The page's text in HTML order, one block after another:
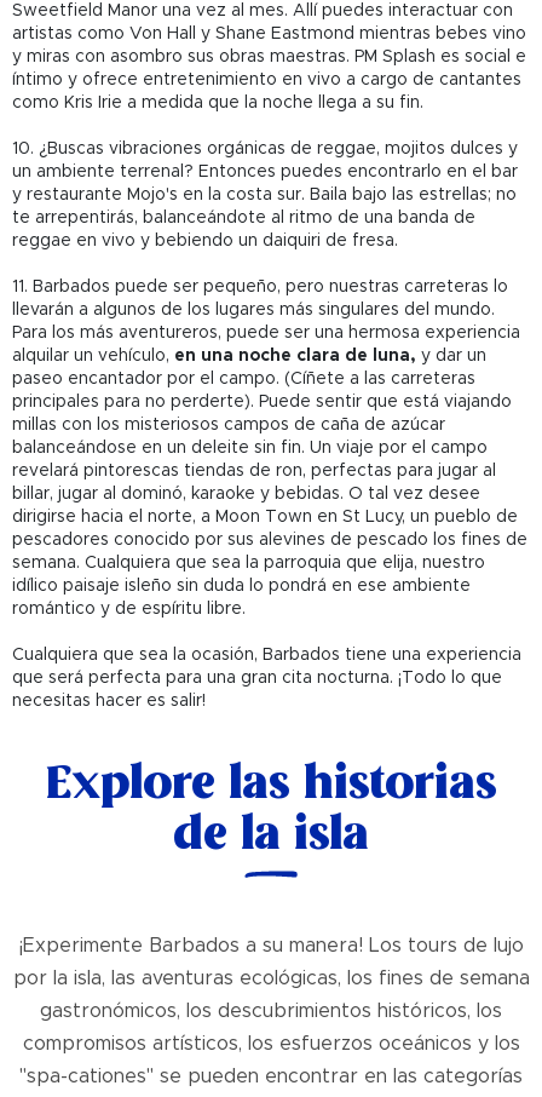
Sweetfield Manor una vez al mes. Allí puedes interactuar con
artistas como Von Hall y Shane Eastmond mientras bebes vino
y miras con asombro sus obras maestras. PM Splash es social e
íntimo y ofrece entretenimiento en vivo a cargo de cantantes
como Kris Irie a medida que la noche llega a su fin.
10. ¿Buscas vibraciones orgánicas de reggae, mojitos dulces y
un ambiente terrenal? Entonces puedes encontrarlo en el bar
y restaurante Mojo's en la costa sur. Baila bajo las estrellas; no
te arrepentirás, balanceándote al ritmo de una banda de
reggae en vivo y bebiendo un daiquiri de fresa.
11. Barbados puede ser pequeño, pero nuestras carreteras lo
llevarán a algunos de los lugares más singulares del mundo.
Para los más aventureros, puede ser una hermosa experiencia
alquilar un vehículo, en una noche clara de luna, y dar un
paseo encantador por el campo. (Cíñete a las carreteras
principales para no perderte). Puede sentir que está viajando
millas con los misteriosos campos de caña de azúcar
balanceándose en un deleite sin fin. Un viaje por el campo
revelará pintorescas tiendas de ron, perfectas para jugar al
billar, jugar al dominó, karaoke y bebidas. O tal vez desee
dirigirse hacia el norte, a Moon Town en St Lucy, un pueblo de
pescadores conocido por sus alevines de pescado los fines de
semana. Cualquiera que sea la parroquia que elija, nuestro
idílico paisaje isleño sin duda lo pondrá en ese ambiente
romántico y de espíritu libre.
Cualquiera que sea la ocasión, Barbados tiene una experiencia
que será perfecta para una gran cita nocturna. ¡Todo lo que
necesitas hacer es salir!
Explore las historias
de la isla
¡Experimente Barbados a su manera! Los tours de lujo
por la isla, las aventuras ecológicas, los fines de semana
gastronómicos, los descubrimientos históricos, los
compromisos artísticos, los esfuerzos oceánicos y los
"spa-cationes" se pueden encontrar en las categorías